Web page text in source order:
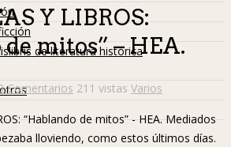
de literatura histórica
Y LIBROS:
mitos” – HEA.
Comentarios 211 vistas Varios
Mediados
lloviendo, como estos últimos días.